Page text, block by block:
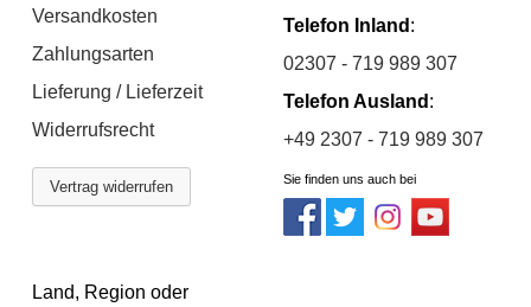
Versandkosten
Zahlungsarten
Lieferung / Lieferzeit
Widerrufsrecht
Vertrag widerrufen
Telefon Inland :
02307 - 719 989 307
Telefon Ausland :
+49 2307 - 719 989 307
Sie finden uns auch bei
Land, Region oder